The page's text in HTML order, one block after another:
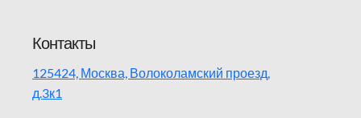
Контакты
125424, Москва, Волоколамский проезд,
д.3к1